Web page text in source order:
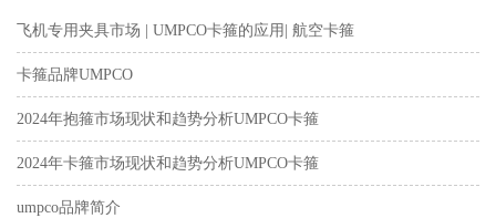
飞机专用夹具市场 | UMPCO卡箍的应用| 航空卡箍
卡箍品牌UMPCO
2024年抱箍市场现状和趋势分析UMPCO卡箍
2024年卡箍市场现状和趋势分析UMPCO卡箍
umpco品牌简介